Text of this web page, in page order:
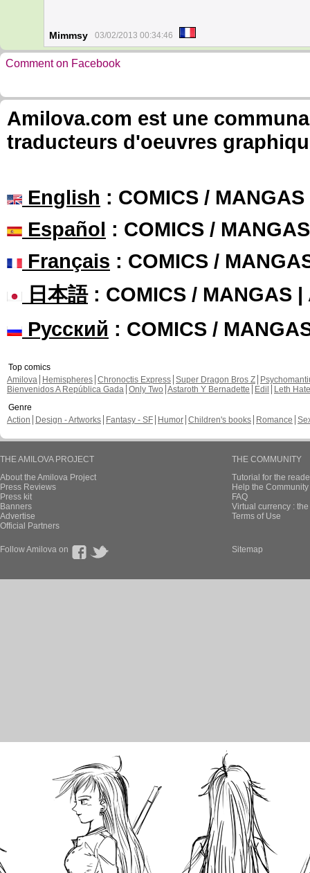
Mimmsy 03/02/2013 00:34:46
Comment on Facebook
Amilova.com est une
traducteurs d'oeuvres
English : COMICS /
Español : COMICS /
Français : COMICS /
日本語: COMICS / MANGAS |
Русский : COMICS /
Top comics
Amilova
Hemispheres Chronoctis Express Super Dragon Bros Z
Bienvenidos A República Gada Only Two Astaroth Y Bernadette Edil
Leth Hate
Genre
Action
Design - Artworks Fantasy - SF Humor Children's books Romance
THE AMILOVA PROJECT
About the Amilova Project
Press Reviews
Press kit
Banners
Advertise
Official Partners
THE COMMUNITY
Tutorial for the
Help the
FAQ
Virtual currency :
Terms of Use
Follow Amilova on Sitemap